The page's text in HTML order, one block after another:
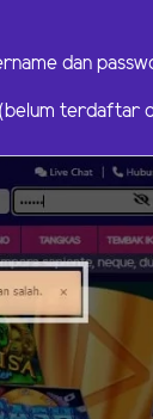
dan
terdaftar